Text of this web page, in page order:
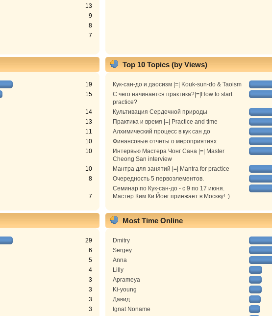
13
9
8
7
19
15
14
13
11
10
10
10
8
7
Top 10 Topics (by Views)
Кук-сан-до и даосизм |=| Kouk-sun-do & Taoism
С чего начинается практика?|=|How to start
practice?
Культивация Сердечной природы
Практика и время |=| Practice and time
Алхимический процесс в кук сан до
Финансовые отчеты о мероприятиях
Интервью Мастера Чонг Сана |=| Master
Cheong San interview
Мантра для занятий |=| Mantra for practice
Очередность 5 первоэлементов.
Семинар по Кук-сан-до - с 9 по 17 июня.
Мастер Ким Ки Йонг приежает в Москву! :)
29
6
5
4
3
3
3
3
Most Time Online
Dmitry
Sergey
Anna
Lilly
Aprameya
Ki-young
Давид
Ignat Noname